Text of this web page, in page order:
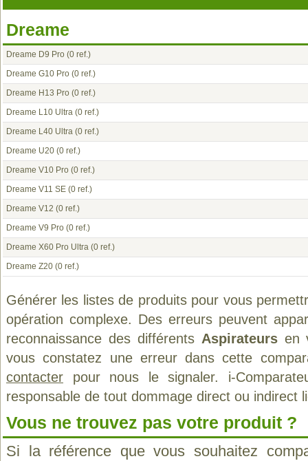
Dreame
Dreame D9 Pro (0 ref.)
Dreame G10 Pro (0 ref.)
Dreame H13 Pro (0 ref.)
Dreame L10 Ultra (0 ref.)
Dreame L40 Ultra (0 ref.)
Dreame U20 (0 ref.)
Dreame V10 Pro (0 ref.)
Dreame V11 SE (0 ref.)
Dreame V12 (0 ref.)
Dreame V9 Pro (0 ref.)
Dreame X60 Pro Ultra (0 ref.)
Dreame Z20 (0 ref.)
Générer les listes de produits pour vous
opération complexe. Des erreurs peuvent
reconnaissance des différents Aspirateursen
vous constatez une erreur dans cette
contacter pour nous le signaler. i-
responsable de tout dommage direct ou indirect
Vous ne trouvez pas votre produit ?
Si la référence que vous souhaitez